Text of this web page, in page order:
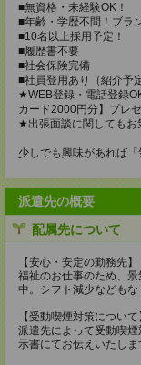
■無資格・未経験OK！
■年齢・学歴不問！ブラ
■10名以上採用予定！
■履歴書不要
■社会保険完備
■社員登用あり（紹介予
★WEB登録・電話登録
カード2000円分】プレゼ
★出張面談に関してもお
少しでも興味があれば
派遣先の概要
配属先について
【安心・安定の勤務先】
福祉のお仕事のため、
中。シフト減少などもな
【受動喫煙対策について
派遣先によって受動喫
示書にてお伝えいたしま